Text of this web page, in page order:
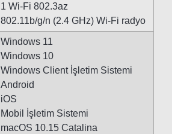
1 Wi-Fi 802.3az
802.11b/g/n (2.4 GHz) Wi-Fi radyo
Windows 11
Windows 10
Windows Client İşletim Sistemi
Android
iOS
Mobil İşletim Sistemi
macOS 10.15 Catalina